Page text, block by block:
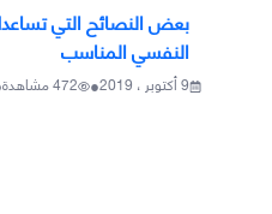
بعض النصائح التي
النفسي المناسب
9 أكتوبر ، 2019 •
472مشاهدة